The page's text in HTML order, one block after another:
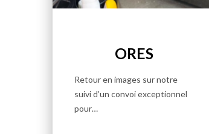
ORES
Retour en images sur notre
suivi d’un convoi exceptionnel
pour…